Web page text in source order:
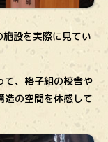
設を実際に見てい
て、格子組の校舎や
造の空間を体感して